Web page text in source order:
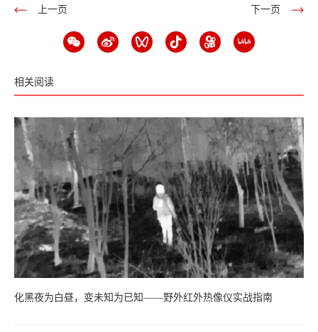
上一页 下一页
相关阅读
化黑夜为白昼，变未知为已知——野外红外热像仪实战指南